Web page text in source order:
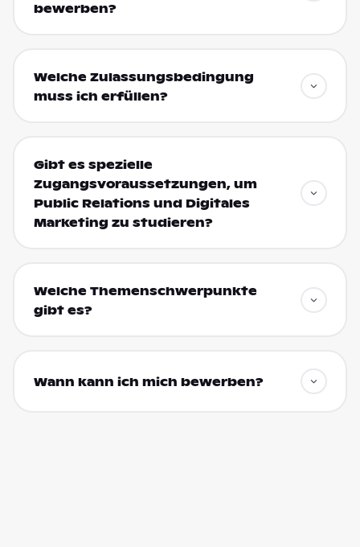
bewerben?
Welche Zulassungsbedingung
muss ich erfüllen?
Gibt es spezielle
Zugangsvoraussetzungen, um
Public Relations und Digitales
Marketing zu studieren?
Welche Themenschwerpunkte
gibt es?
Wann kann ich mich bewerben?